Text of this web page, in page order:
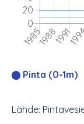
Pinta (0-1m)
Lähde: